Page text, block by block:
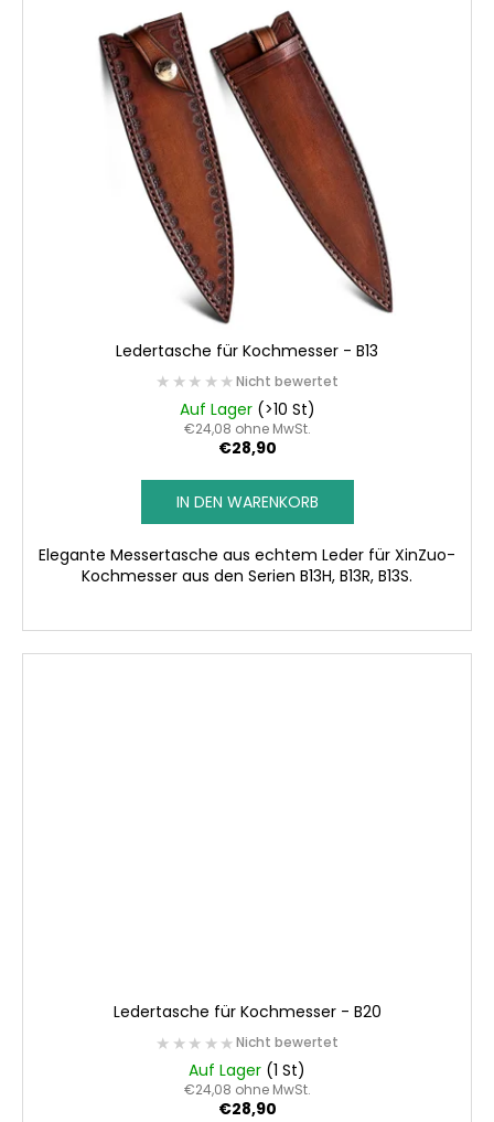
Ledertasche für Kochmesser - B13
★★★★★
★★★★★Nicht bewertet
Auf Lager (>10 St)
€24,08 ohne MwSt.
€28,90
IN DEN WARENKORB
Elegante Messertasche aus echtem Leder für XinZuo-
Kochmesser aus den Serien B13H, B13R, B13S.
Ledertasche für Kochmesser - B20
★★★★★
★★★★★Nicht bewertet
Auf Lager (1 St)
€24,08 ohne MwSt.
€28,90